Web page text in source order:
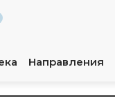
Направления